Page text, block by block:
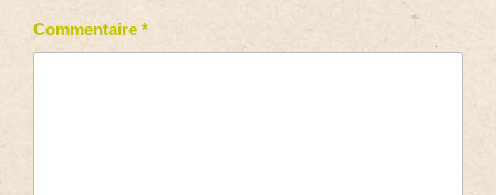
Commentaire *